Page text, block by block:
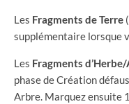
Les Fragments de Terre
supplémentaire lorsque
Les Fragments
phase de Création
Arbre. Marquez ensuite